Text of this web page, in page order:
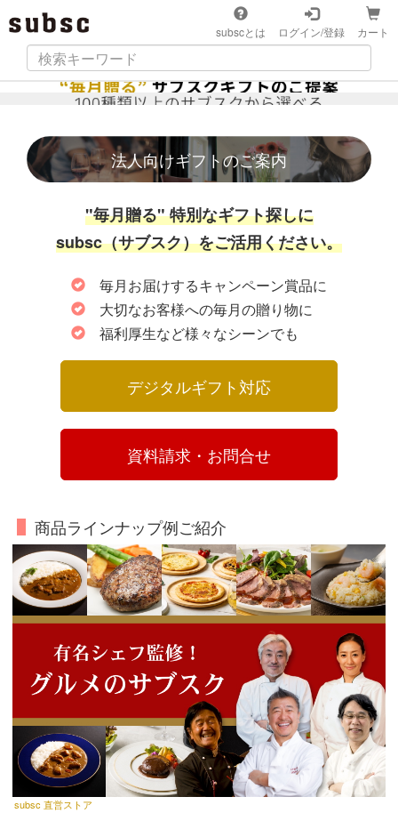
subscとは ログイン/登録 カート
法人向けギフトのご案内
"毎月贈る" 特別なギフト探しに
subsc（サブスク）をご活用ください。
毎月お届けするキャンペーン賞品に
大切なお客様への毎月の贈り物に
福利厚生など様々なシーンでも
デジタルギフト対応
資料請求・お問合せ
商品ラインナップ例ご紹介
subsc 直営ストア